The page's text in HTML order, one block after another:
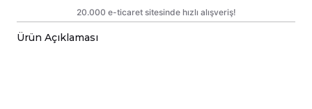
Ürün Açıklaması